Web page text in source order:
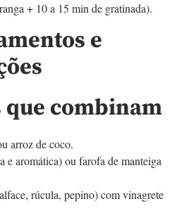
+ 10 a 15 min de gratinada).
e
que combinam
arroz de coco.
e aromática) ou farofa de manteiga
rúcula, pepino) com vinagrete